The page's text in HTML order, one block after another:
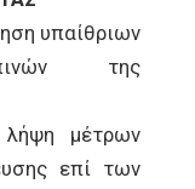
υπαίθριων
της
μέτρων
επί των